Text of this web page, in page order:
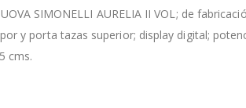
SIMONELLI AURELIA II VOL; de
y porta tazas superior; display digital;
cms.